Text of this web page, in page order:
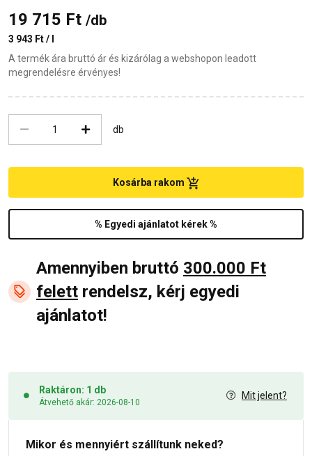
19 715 Ft /db
3 943 Ft / l
A termék ára bruttó ár és kizárólag a webshopon leadott
megrendelésre érvényes!
db
% Egyedi ajánlatot kérek %
Kosárba rakom
Amennyiben bruttó 300.000 Ft
felett rendelsz, kérj egyedi
ajánlatot!
Raktáron: 1 db
Átvehető akár: 2026-08-10
Mit jelent?
Mikor és mennyiért szállítunk neked?